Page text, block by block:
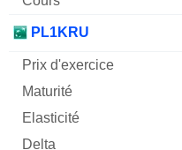
PL1KRU